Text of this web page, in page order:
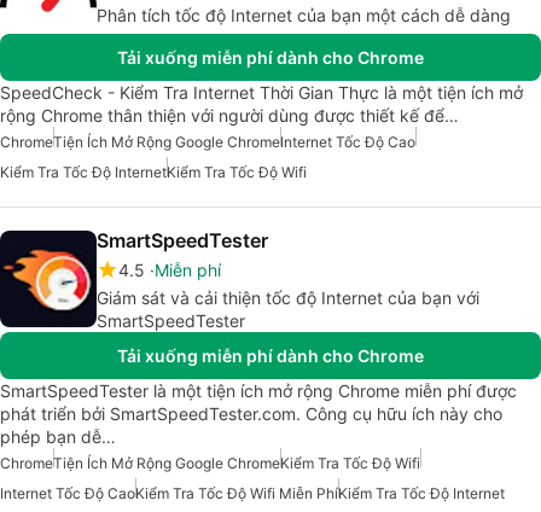
Phân tích tốc độ Internet của bạn một cách dễ dàng
Tải xuống miễn phí dành cho Chrome
SpeedCheck - Kiểm Tra Internet Thời Gian Thực là một tiện ích mở
rộng Chrome thân thiện với người dùng được thiết kế để…
ChromeTiện Ích Mở Rộng Google ChromeInternet Tốc Độ Cao
Kiểm Tra Tốc Độ InternetKiểm Tra Tốc Độ Wifi
SmartSpeedTester
4.5 Miễn phí
Giám sát và cải thiện tốc độ Internet của bạn với
SmartSpeedTester
Tải xuống miễn phí dành cho Chrome
SmartSpeedTester là một tiện ích mở rộng Chrome miễn phí được
phát triển bởi SmartSpeedTester.com. Công cụ hữu ích này cho
phép bạn dễ…
ChromeTiện Ích Mở Rộng Google ChromeKiểm Tra Tốc Độ Wifi
Internet Tốc Độ CaoKiểm Tra Tốc Độ Wifi Miễn PhíKiểm Tra Tốc Độ Internet